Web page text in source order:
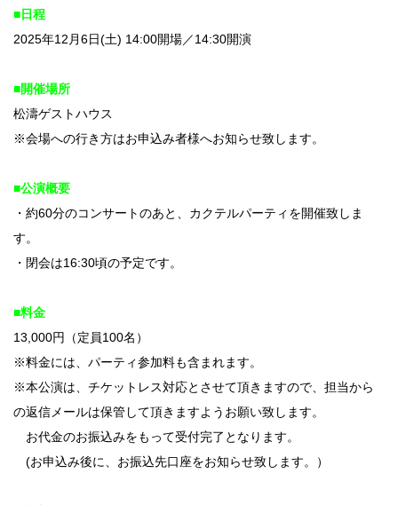
■日程
2025年12月6日(土) 14:00開場／14:30開演
■開催場所
松濤ゲストハウス
※会場への行き方はお申込み者様へお知らせ致します。
■公演概要
・約60分のコンサートのあと、カクテルパーティを開催致しま
す。
・閉会は16:30頃の予定です。
■料金
13,000円（定員100名）
※料金には、パーティ参加料も含まれます。
※本公演は、チケットレス対応とさせて頂きますので、担当から
の返信メールは保管して頂きますようお願い致します。
お代金のお振込みをもって受付完了となります。
(お申込み後に、お振込先口座をお知らせ致します。）